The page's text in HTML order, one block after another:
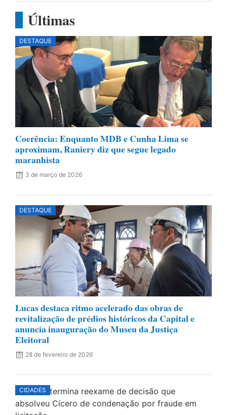
Últimas
DESTAQUE
Coerência: Enquanto MDB e Cunha Lima se
aproximam, Raniery diz que segue legado
maranhista
3 de março de 2026
DESTAQUE
Lucas destaca ritmo acelerado das obras de
revitalização de prédios históricos da Capital e
anuncia inauguração do Museu da Justiça
Eleitoral
28 de fevereiro de 2026
CIDADES